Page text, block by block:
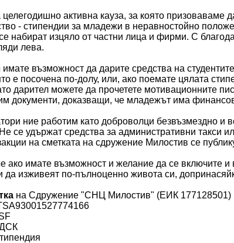
целегодишно активна кауза, за която
- стипендии за младежи в неравностойно
набират изцяло от частни лица и фирми. С
лева.
възможност да дарите средства на
е посочена по-долу, или, ако поемате цялата
дарител можете да прочетете мотивационните
документи, доказващи, че младежът има
ние работим като доброволци безвъзмездно и
се удържат средства за административни такси
на сметката на сдружение Милостив се
ако имате възможност и желание да се включите
да изживеят по-пълноценно живота си,
на Сдружение "СНЦ Милостив" (ЕИК 177128501)